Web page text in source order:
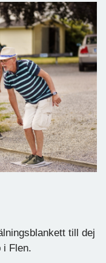
till dej
i Flen.